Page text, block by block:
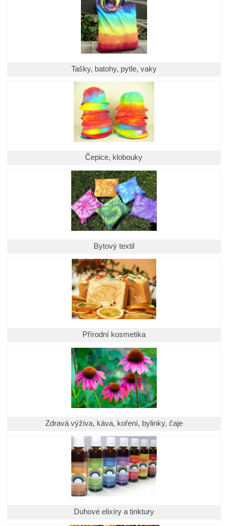
Tašky, batohy, pytle, vaky
Čepice, klobouky
Bytový textil
Přírodní kosmetika
Zdravá výživa, káva, koření, bylinky, čaje
Duhové elixíry a tinktury